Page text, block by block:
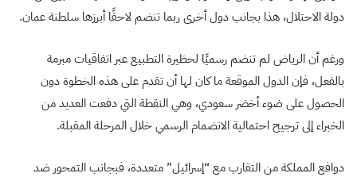
دولة الاحتلال، هذا بجانب دول أخرى ربما تنضم لاحقًا أبرزها سلطنة عمان.
ورغم أن الرياض لم تنضم رسميًا لحظيرة التطبيع عبر اتفاقيات مبرمة
بالفعل، فإن الدول الموقعة ما كان لها أن تقدم على هذه الخطوة دون
الحصول على ضوء أخضر سعودي، وهي النقطة التي دفعت العديد من
الخبراء إلى ترجيح احتمالية الانضمام الرسمي خلال المرحلة المقبلة.
دوافع المملكة من التقارب مع “إسرائيل” متعددة، فبجانب التمحور ضد